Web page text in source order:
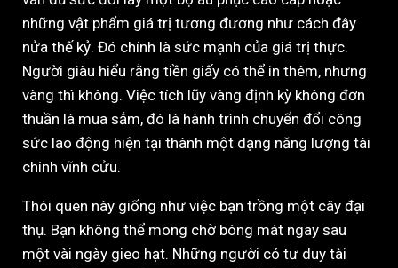
những vật phẩm giá trị tương đương như cách đây
nửa thế kỷ. Đó chính là sức mạnh của giá trị thực.
Người giàu hiểu rằng tiền giấy có thể in thêm, nhưng
vàng thì không. Việc tích lũy vàng định kỳ không đơn
thuần là mua sắm, đó là hành trình chuyển đổi công
sức lao động hiện tại thành một dạng năng lượng tài
chính vĩnh cửu.
Thói quen này giống như việc bạn trồng một cây đại
thụ. Bạn không thể mong chờ bóng mát ngay sau
một vài ngày gieo hạt. Những người có tư duy tài